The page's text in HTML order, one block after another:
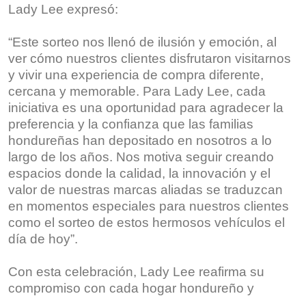
Lady Lee expresó:
“Este sorteo nos llenó de ilusión y emoción, al
ver cómo nuestros clientes disfrutaron visitarnos
y vivir una experiencia de compra diferente,
cercana y memorable. Para Lady Lee, cada
iniciativa es una oportunidad para agradecer la
preferencia y la confianza que las familias
hondureñas han depositado en nosotros a lo
largo de los años. Nos motiva seguir creando
espacios donde la calidad, la innovación y el
valor de nuestras marcas aliadas se traduzcan
en momentos especiales para nuestros clientes
como el sorteo de estos hermosos vehículos el
día de hoy”.
Con esta celebración, Lady Lee reafirma su
compromiso con cada hogar hondureño y